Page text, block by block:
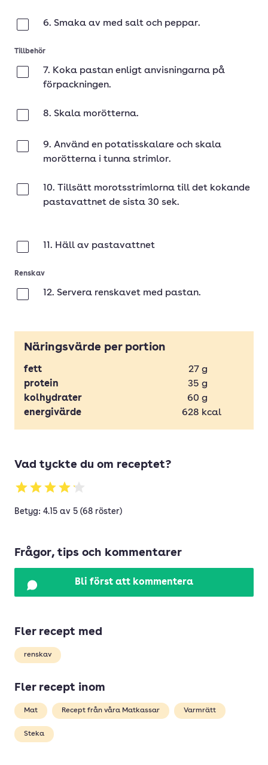
6. Smaka av med salt och peppar.
Tillbehör
7. Koka pastan enligt anvisningarna på
förpackningen.
8. Skala morötterna.
9. Använd en potatisskalare och skala
morötterna i tunna strimlor.
10. Tillsätt morotsstrimlorna till det kokande
pastavattnet de sista 30 sek.
11. Häll av pastavattnet
Renskav
12. Servera renskavet med pastan.
Näringsvärde per portion
fett 27 g
protein
35 g
kolhydrater
60 g
energivärde
628 kcal
Vad tyckte du om receptet?
Betyg: 4.15 av 5 (68 röster)
Frågor, tips och kommentarer
Bli först att kommentera
Fler recept med
renskav
Fler recept inom
Mat Recept från våra Matkassar Varmrätt
Steka